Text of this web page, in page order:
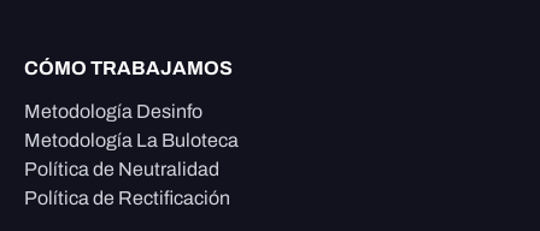
CÓMO TRABAJAMOS
Metodología Desinfo
Metodología La Buloteca
Política de Neutralidad
Política de Rectificación